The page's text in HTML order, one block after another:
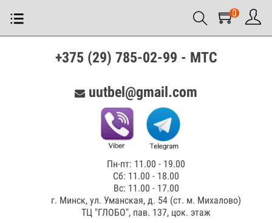
0
+375 (29) 785-02-99 - МТС
uutbel@gmail.com
Пн-пт: 11.00 - 19.00
Сб: 11.00 - 18.00
Вс: 11.00 - 17.00
г. Минск, ул. Уманская, д. 54 (ст. м. Михалово)
ТЦ "ГЛОБО", пав. 137, цок. этаж